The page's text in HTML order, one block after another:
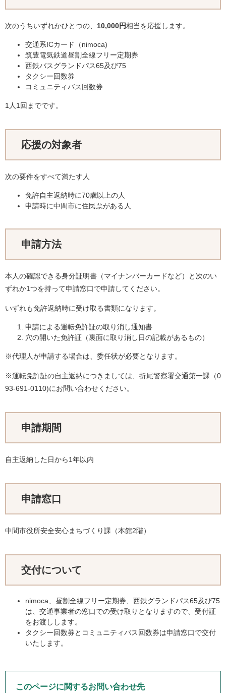
次のうちいずれかひとつの、 10,000円相当を応援します。
交通系ICカード（nimoca)
筑豊電気鉄道昼割全線フリー定期券
西鉄バスグランドパス65及び75
タクシー回数券
コミュニティバス回数券
1人1回までです。
応援の対象者
次の要件をすべて満たす人
免許自主返納時に70歳以上の人
申請時に中間市に住民票がある人
申請方法
本人の確認できる身分証明書（マイナンバーカードなど）と次のい
ずれか1つを持って申請窓口で申請してください。
いずれも免許返納時に受け取る書類になります。
申請による運転免許証の取り消し通知書
穴の開いた免許証（裏面に取り消し日の記載があるもの）
※代理人が申請する場合は、委任状が必要となります。
※運転免許証の自主返納につきましては、折尾警察署交通第一課（0
93-691-0110)にお問い合わせください。
申請期間
自主返納した日から1年以内
申請窓口
中間市役所安全安心まちづくり課（本館2階）
交付について
nimoca、昼割全線フリー定期券、西鉄グランドパス65及び75
は、交通事業者の窓口での受け取りとなりますので、受付証
をお渡しします。
タクシー回数券とコミュニティバス回数券は申請窓口で交付
いたします。
このページに関するお問い合わせ先